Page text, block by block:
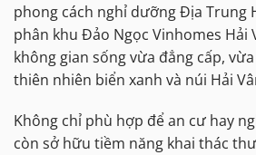
phong cách nghỉ dưỡng Địa Trung
phân khu Đảo Ngọc Vinhomes Hải
không gian sống vừa đẳng cấp,
thiên nhiên biển xanh và núi Hải
Không chỉ phù hợp để an cư hay
còn sở hữu tiềm năng khai thác